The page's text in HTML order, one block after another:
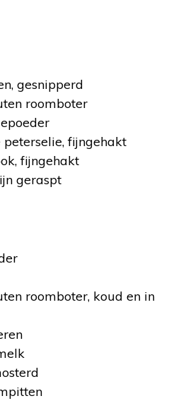
gesnipperd
roomboter
fijngehakt
fijngehakt
geraspt
roomboter, koud en in